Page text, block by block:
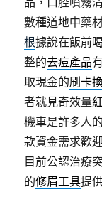
數種道地中藥
根據說在飯前
整的去痘產品
取現金的刷卡
者就見奇效量
機車是許多人
款資金需求歡
目前公認治療
的修眉工具提